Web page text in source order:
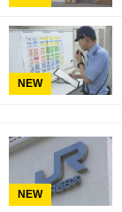
NEW
NEW